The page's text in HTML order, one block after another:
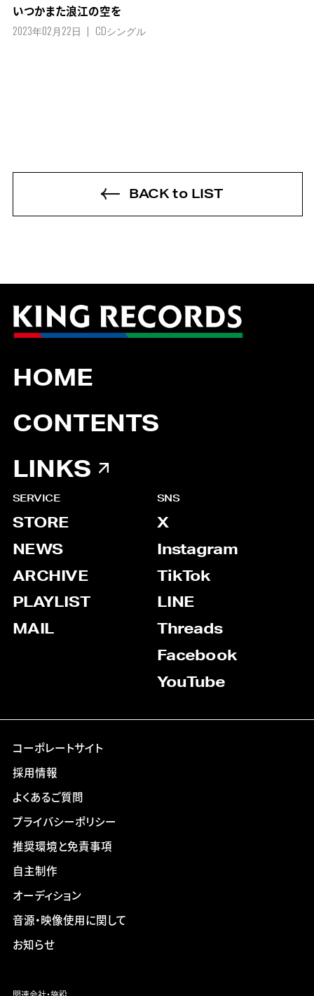
いつかまた浪江の空を
2023年02月22日 CDシングル
BACK to LIST
HOME
CONTENTS
LINKS
SERVICE
STORE
NEWS
ARCHIVE
PLAYLIST
MAIL
SNS
X
Instagram
TikTok
LINE
Threads
Facebook
YouTube
コーポレートサイト
採用情報
よくあるご質問
プライバシーポリシー
推奨環境と免責事項
自主制作
オーディション
音源・映像使用に関して
お知らせ